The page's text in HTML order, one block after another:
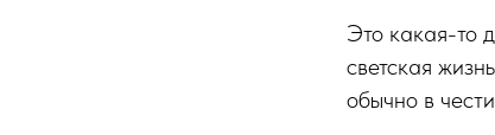
Это какая-то
светская
обычно в